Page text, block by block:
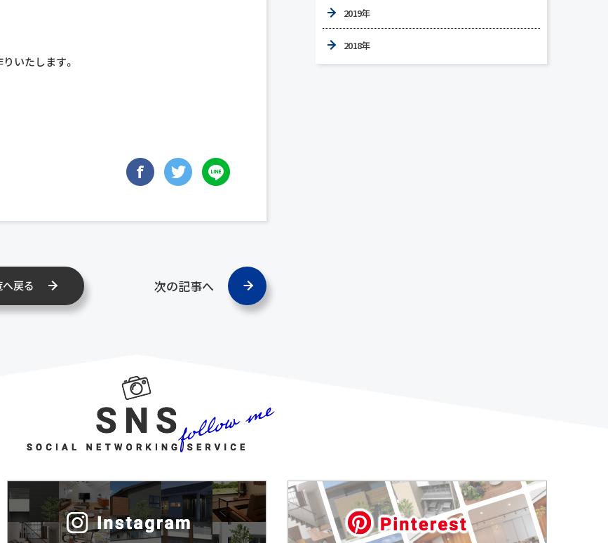
いたします。
戻る 次の記事へ
2019年
2018年